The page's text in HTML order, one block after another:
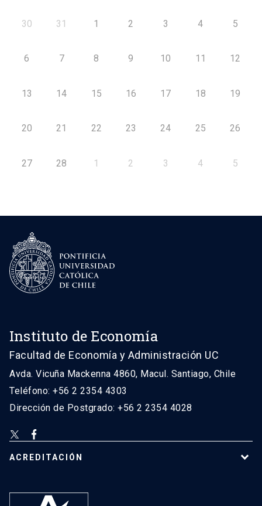
30 31 1 2 3 4 5
6 7 8 9 10 11 12
13 14 15 16 17 18 19
20 21 22 23 24 25 26
27 28 1 2 3 4 5
Instituto de Economía
Facultad de Economía y Administración UC
Avda. Vicuña Mackenna 4860, Macul. Santiago, Chile
Teléfono: +56 2 2354 4303
Dirección de Postgrado: +56 2 2354 4028
ACREDITACIÓN